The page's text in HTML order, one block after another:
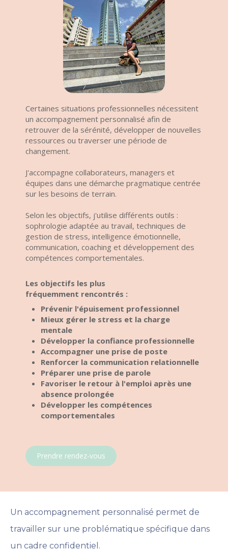
Certaines situations professionnelles nécessitent
un accompagnement personnalisé afin de
retrouver de la sérénité, développer de nouvelles
ressources ou traverser une période de
changement.
J'accompagne collaborateurs, managers et
équipes dans une démarche pragmatique centrée
sur les besoins de terrain.
Selon les objectifs, j'utilise différents outils :
sophrologie adaptée au travail, techniques de
gestion de stress, intelligence émotionnelle,
communication, coaching et développement des
compétences comportementales.
Les objectifs les plus
fréquemment rencontrés :
Prévenir l'épuisement professionnel
Mieux gérer le stress et la charge
mentale
Développer la confiance professionnelle
Accompagner une prise de poste
Renforcer la communication relationnelle
Préparer une prise de parole
Favoriser le retour à l'emploi après une
absence prolongée
Développer les compétences
comportementales
Prendre rendez-vous
Un accompagnement personnalisé permet de
travailler sur une problématique spécifique dans
un cadre confidentiel.